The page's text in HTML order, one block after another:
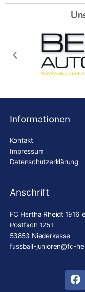
Becker
Informationen
Kontakt
Impressum
Datenschutzerklärung
Anschrift
FC Hertha Rheidt 1916
Postfach 1251
53853 Niederkassel
fussball-junioren@fc-